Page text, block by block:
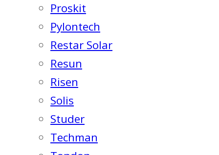
Proskit
Pylontech
Restar Solar
Resun
Risen
Solis
Studer
Techman